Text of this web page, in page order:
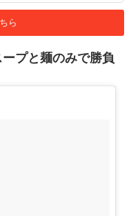
ら
プと麺のみで勝負